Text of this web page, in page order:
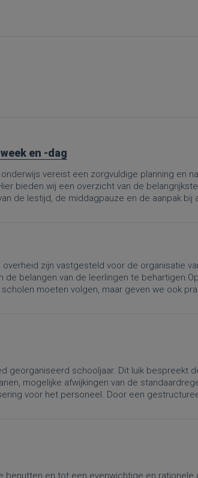
en -dag
vereist een zorgvuldige planning en
bieden wij een overzicht van de
de lestijd, de middagpauze en de aanpak bij
zijn vastgesteld voor de organisatie
belangen van de leerlingen te
moeten volgen, maar geven we ook
2026. De wijzigingen gelden vanaf 1
georganiseerd schooljaar. Dit luik bespreekt
mogelijke afwijkingen van de
voor het personeel. Door een
en tot een evenwichtige en rationele